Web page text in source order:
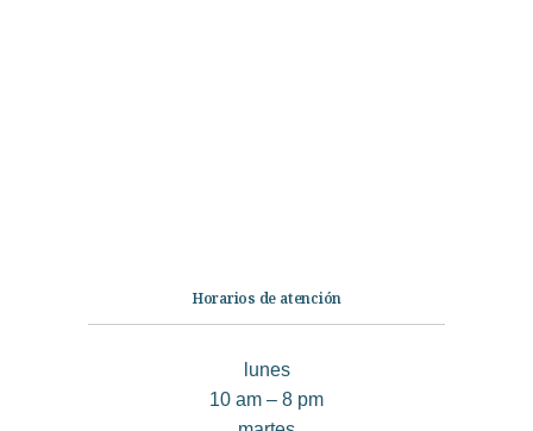
Horarios de atención
lunes
10 am – 8 pm